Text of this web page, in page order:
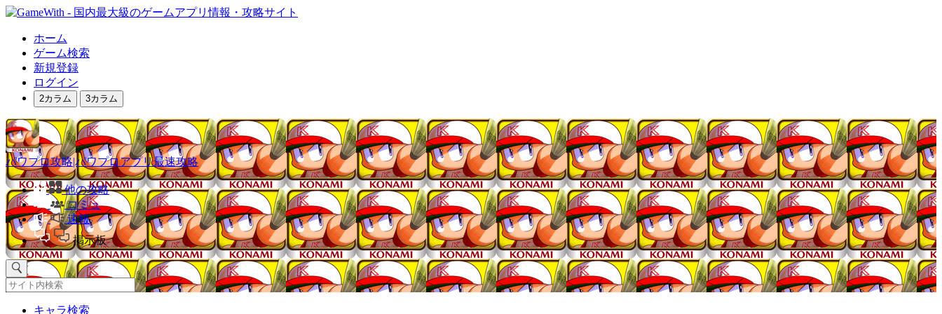
ホーム
ゲーム検索
新規登録
ログイン
2カラム 3カラム
パワプロ攻略|パワプロアプリ最速攻略
他の攻略
コミュ
速報
掲示板
キャラ検索